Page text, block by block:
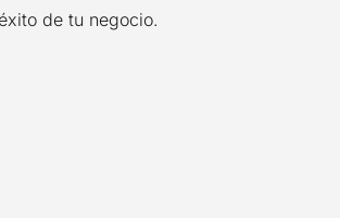
de tu negocio.